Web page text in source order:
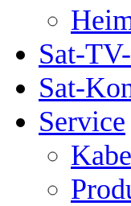
Sat-
Sat-
Service